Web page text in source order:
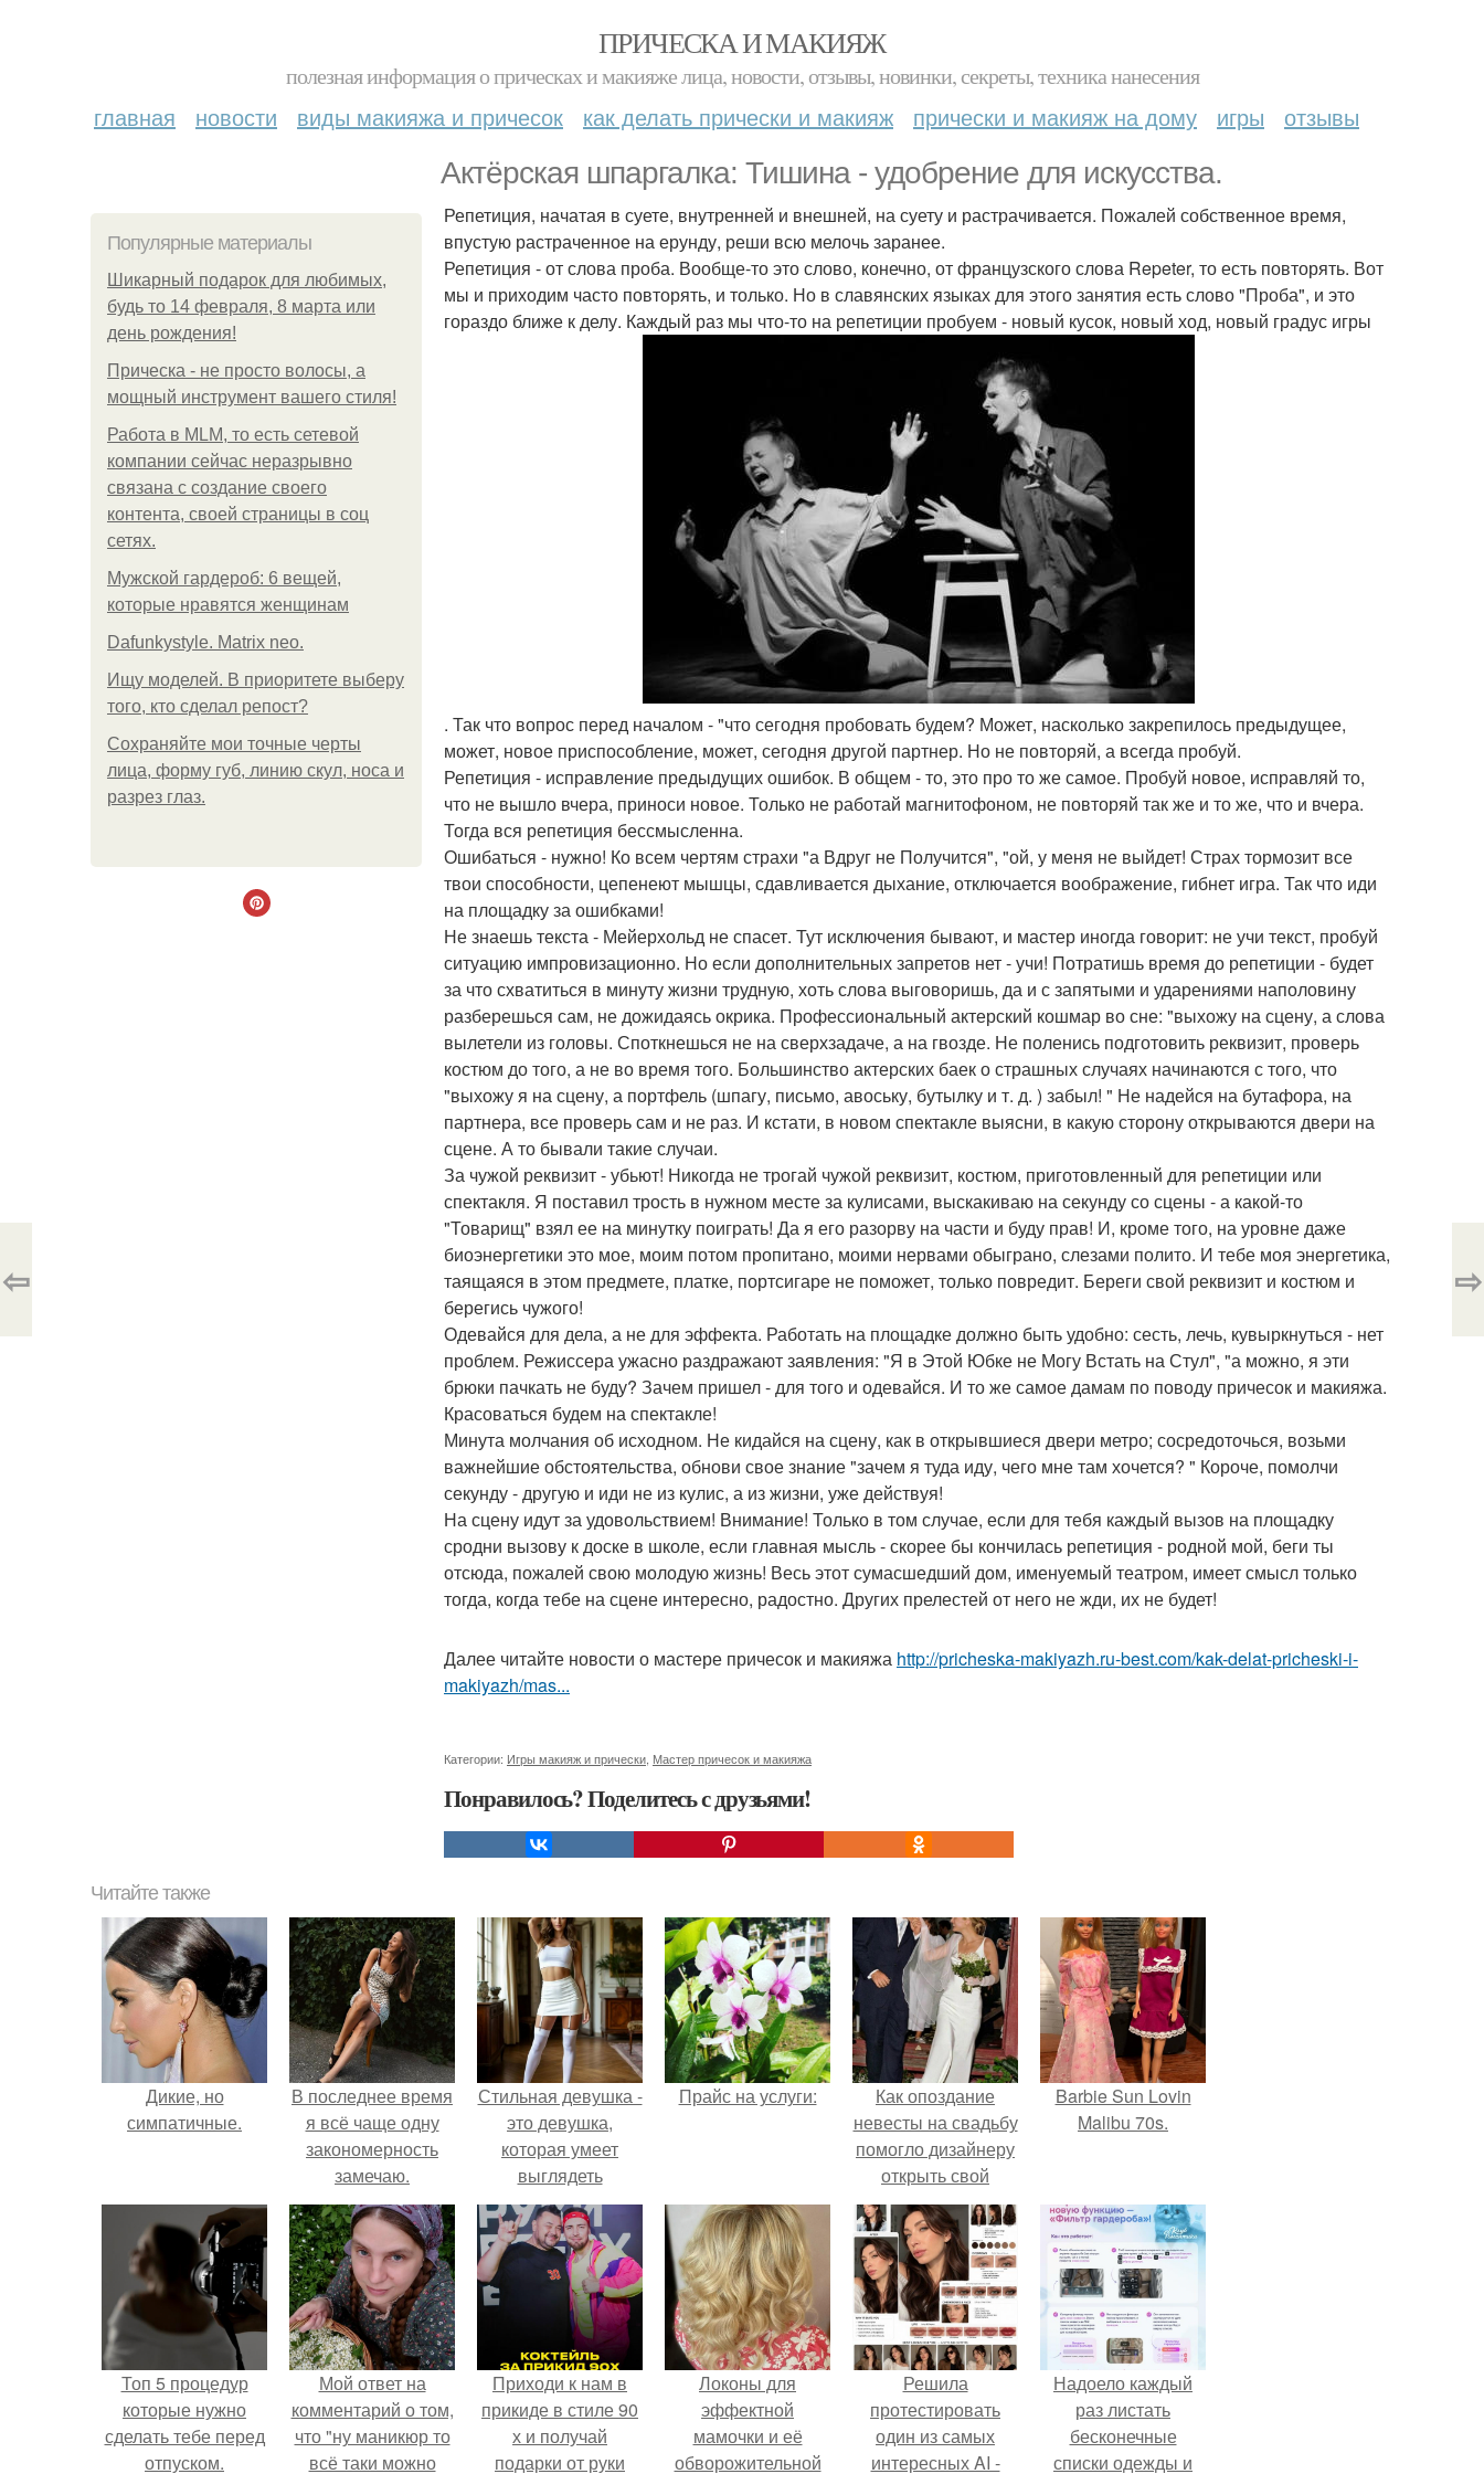
ПРИЧЕСКА И МАКИЯЖ
полезная информация о прическах и макияже лица, новости, отзывы, новинки, секреты, техника нанесения
главная новости виды макияжа и причесок как делать прически и макияж прически и макияж на дому игры отзывы
Актёрская шпаргалка: Тишина - удобрение для искусства.
Популярные материалы
Шикарный подарок для любимых,
будь то 14 февраля, 8 марта или
день рождения!
Прическа - не просто волосы, а
мощный инструмент вашего стиля!
Работа в MLM, то есть сетевой
компании сейчас неразрывно
связана с создание своего
контента, своей страницы в соц
сетях.
Мужской гардероб: 6 вещей,
которые нравятся женщинам
Dafunkystyle. Matrix neo.
Ищу моделей. В приоритете выберу
того, кто сделал репост?
Сохраняйте мои точные черты
лица, форму губ, линию скул, носа и
разрез глаз.
Репетиция, начатая в суете, внутренней и внешней, на суету и растрачивается. Пожалей собственное время,
впустую растраченное на ерунду, реши всю мелочь заранее.
Репетиция - от слова проба. Вообще-то это слово, конечно, от французского слова Repeter, то есть повторять. Вот
мы и приходим часто повторять, и только. Но в славянских языках для этого занятия есть слово "Проба", и это
гораздо ближе к делу. Каждый раз мы что-то на репетиции пробуем - новый кусок, новый ход, новый градус игры
. Так что вопрос перед началом - "что сегодня пробовать будем? Может, насколько закрепилось предыдущее,
может, новое приспособление, может, сегодня другой партнер. Но не повторяй, а всегда пробуй.
Репетиция - исправление предыдущих ошибок. В общем - то, это про то же самое. Пробуй новое, исправляй то,
что не вышло вчера, приноси новое. Только не работай магнитофоном, не повторяй так же и то же, что и вчера.
Тогда вся репетиция бессмысленна.
Ошибаться - нужно! Ко всем чертям страхи "а Вдруг не Получится", "ой, у меня не выйдет! Страх тормозит все
твои способности, цепенеют мышцы, сдавливается дыхание, отключается воображение, гибнет игра. Так что иди
на площадку за ошибками!
Не знаешь текста - Мейерхольд не спасет. Тут исключения бывают, и мастер иногда говорит: не учи текст, пробуй
ситуацию импровизационно. Но если дополнительных запретов нет - учи! Потратишь время до репетиции - будет
за что схватиться в минуту жизни трудную, хоть слова выговоришь, да и с запятыми и ударениями наполовину
разберешься сам, не дожидаясь окрика. Профессиональный актерский кошмар во сне: "выхожу на сцену, а слова
вылетели из головы. Споткнешься не на сверхзадаче, а на гвозде. Не поленись подготовить реквизит, проверь
костюм до того, а не во время того. Большинство актерских баек о страшных случаях начинаются с того, что
"выхожу я на сцену, а портфель (шпагу, письмо, авоську, бутылку и т. д. ) забыл! " Не надейся на бутафора, на
партнера, все проверь сам и не раз. И кстати, в новом спектакле выясни, в какую сторону открываются двери на
сцене. А то бывали такие случаи.
За чужой реквизит - убьют! Никогда не трогай чужой реквизит, костюм, приготовленный для репетиции или
спектакля. Я поставил трость в нужном месте за кулисами, выскакиваю на секунду со сцены - а какой-то
"Товарищ" взял ее на минутку поиграть! Да я его разорву на части и буду прав! И, кроме того, на уровне даже
биоэнергетики это мое, моим потом пропитано, моими нервами обыграно, слезами полито. И тебе моя энергетика,
таящаяся в этом предмете, платке, портсигаре не поможет, только повредит. Береги свой реквизит и костюм и
берегись чужого!
Одевайся для дела, а не для эффекта. Работать на площадке должно быть удобно: сесть, лечь, кувыркнуться - нет
проблем. Режиссера ужасно раздражают заявления: "Я в Этой Юбке не Могу Встать на Стул", "а можно, я эти
брюки пачкать не буду? Зачем пришел - для того и одевайся. И то же самое дамам по поводу причесок и макияжа.
Красоваться будем на спектакле!
Минута молчания об исходном. Не кидайся на сцену, как в открывшиеся двери метро; сосредоточься, возьми
важнейшие обстоятельства, обнови свое знание "зачем я туда иду, чего мне там хочется? " Короче, помолчи
секунду - другую и иди не из кулис, а из жизни, уже действуя!
На сцену идут за удовольствием! Внимание! Только в том случае, если для тебя каждый вызов на площадку
сродни вызову к доске в школе, если главная мысль - скорее бы кончилась репетиция - родной мой, беги ты
отсюда, пожалей свою молодую жизнь! Весь этот сумасшедший дом, именуемый театром, имеет смысл только
тогда, когда тебе на сцене интересно, радостно. Других прелестей от него не жди, их не будет!
Далее читайте новости о мастере причесок и макияжа http://pricheska-makiyazh.ru-best.com/kak-delat-pricheski-i-
makiyazh/mas...
Категории: Игры макияж и прически Мастер причесок и макияжа
Понравилось? Поделитесь с друзьями!
⇦ ⇨
Читайте также
Дикие, но
симпатичные.
В последнее время
я всё чаще одну
закономерность
замечаю.
Стильная девушка -
это девушка,
которая умеет
выглядеть
привлекательно и
элегантно в любои
ситуации.
Прайс на услуги:
Как опоздание
невесты на свадьбу
помогло дизайнеру
открыть свой
бренд.
Barbie Sun Lovin
Malibu 70s.
Топ 5 процедур
которые нужно
сделать тебе перед
отпуском.
Мой ответ на
комментарий о том,
что "ну маникюр то
всё таки можно
Приходи к нам в
прикиде в стиле 90
х и получай
подарки от руки
Локоны для
эффектной
мамочки и её
обворожительной
Решила
протестировать
один из самых
интересных AI -
Надоело каждый
раз листать
бесконечные
списки одежды и